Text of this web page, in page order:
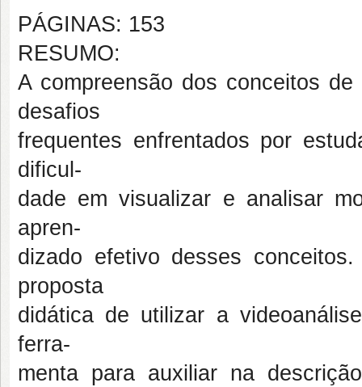
PÁGINAS: 153
RESUMO:
A compreensão dos conceitos
desafios
frequentes enfrentados por
dificul-
dade em visualizar e analisar
apren-
dizado efetivo desses
proposta
didática de utilizar a
ferra-
menta para auxiliar na